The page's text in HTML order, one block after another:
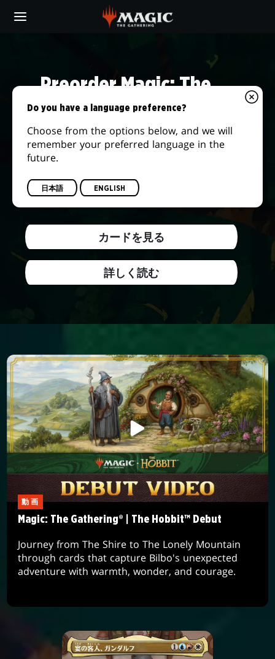
MTG」
Preorder Magic: The
Gathering® | The Hobbit™
We're returning to the storied lands of
Middle-earth and embarking on the journey
when this new set releases on August 14,
2026.
カードを見る
詳しく読む
動画
Magic: The Gathering® | The Hobbit™ Debut
Journey from The Shire to The Lonely Mountain
through cards that capture Bilbo's unexpected
adventure with warmth, wonder, and courage.
Do you have a language preference?
Choose from the options below, and we will
remember your preferred language in the
future.
日本語 ENGLISH